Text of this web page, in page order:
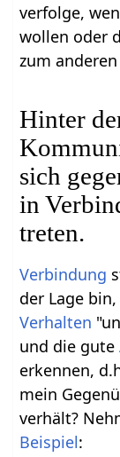
verfolge,
wollen oder
zum
Hinter
sich
in
treten.
Verbindung
der Lage
Verhalten
und die gute
erkennen,
mein
verhält?
Beispiel: